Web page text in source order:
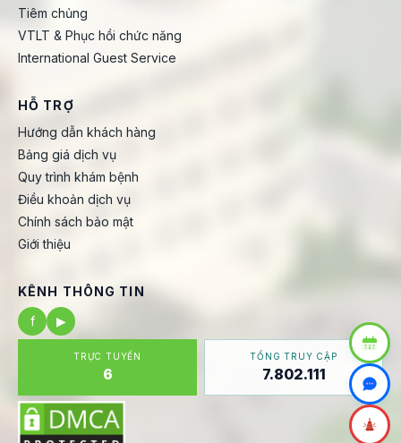
Tiêm chủng
VTLT & Phục hồi chức năng
International Guest Service
HỖ TRỢ
Hướng dẫn khách hàng
Bảng giá dịch vụ
Quy trình khám bệnh
Điều khoản dịch vụ
Chính sách bảo mật
Giới thiệu
KÊNH THÔNG TIN
f
▶
TRỰC TUYẾN
6
TỔNG TRUY CẬP
7.802.111